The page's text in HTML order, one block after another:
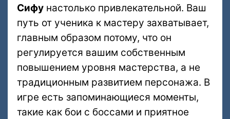
Сифу настолько привлекательной. Ваш
путь от ученика к мастеру захватывает,
главным образом потому, что он
регулируется вашим собственным
повышением уровня мастерства, а не
традиционным развитием персонажа. В
игре есть запоминающиеся моменты,
такие как бои с боссами и приятное